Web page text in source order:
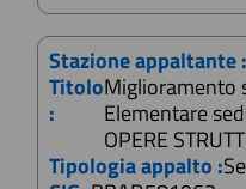
Stazione appaltante :
Titolo
:
Miglioramento
Elementare
OPERE
Tipologia appalto :